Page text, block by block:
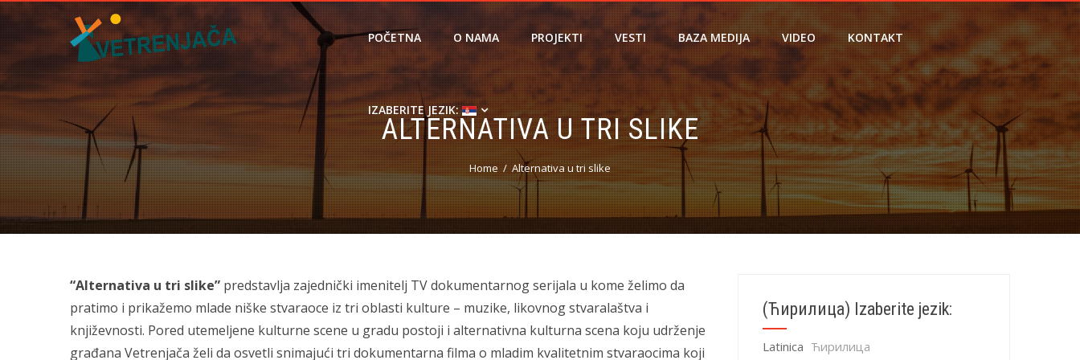
POČETNA O NAMA PROJEKTI VESTI BAZA MEDIJA VIDEO KONTAKT
IZABERITE JEZIK:
ALTERNATIVA U TRI SLIKE
Home Alternativa u tri slike
“Alternativa u tri slike” predstavlja zajednički imenitelj TV dokumentarnog serijala u kome želimo da
pratimo i prikažemo mlade niške stvaraoce iz tri oblasti kulture – muzike, likovnog stvaralaštva i
književnosti. Pored utemeljene kulturne scene u gradu postoji i alternativna kulturna scena koju udrženje
građana Vetrenjača želi da osvetli snimajući tri dokumentarna filma o mladim kvalitetnim stvaraocima koji
(Ћирилица) Izaberite jezik:
Latinica Ћирилица